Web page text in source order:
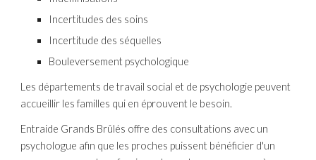
Incertitudes des soins
Incertitude des séquelles
Bouleversement psychologique
Les départements de travail social et de psychologie peuvent
accueillir les familles qui en éprouvent le besoin.
Entraide Grands Brûlés offre des consultations avec un
psychologue afin que les proches puissent bénéficier d'un